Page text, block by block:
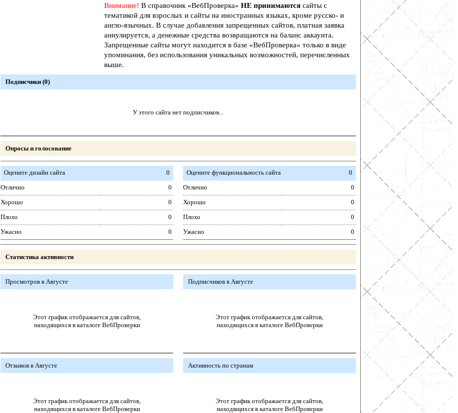
Внимание! В справочник «ВебПроверка» НЕ принимаются сайты с
тематикой для взрослых и сайты на иностранных языках, кроме русско- и
англо-язычных. В случае добавления запрещенных сайтов, платная заявка
аннулируется, а денежные средства возвращаются на баланс аккаунта.
Запрещенные сайты могут находится в базе «ВебПроверка» только в виде
упоминания, без использования уникальных возможностей, перечисленных
выше.
Подписчики (0)
У этого сайта нет подписчиков...
Опросы и голосование
Оцените дизайн сайта
0
Отлично
0
Хорошо
0
Плохо
0
Ужасно
0
Оцените функциональность сайта
0
Отлично
0
Хорошо
0
Плохо
0
Ужасно
0
Статистика активности
Просмотров в Августе
Этот график отображается для сайтов,
находящихся в каталоге ВебПроверки
Подписчиков в Августе
Этот график отображается для сайтов,
находящихся в каталоге ВебПроверки
Отзывов в Августе
Этот график отображается для сайтов,
находящихся в каталоге ВебПроверки
Активность по странам
Этот график отображается для сайтов,
находящихся в каталоге ВебПроверки